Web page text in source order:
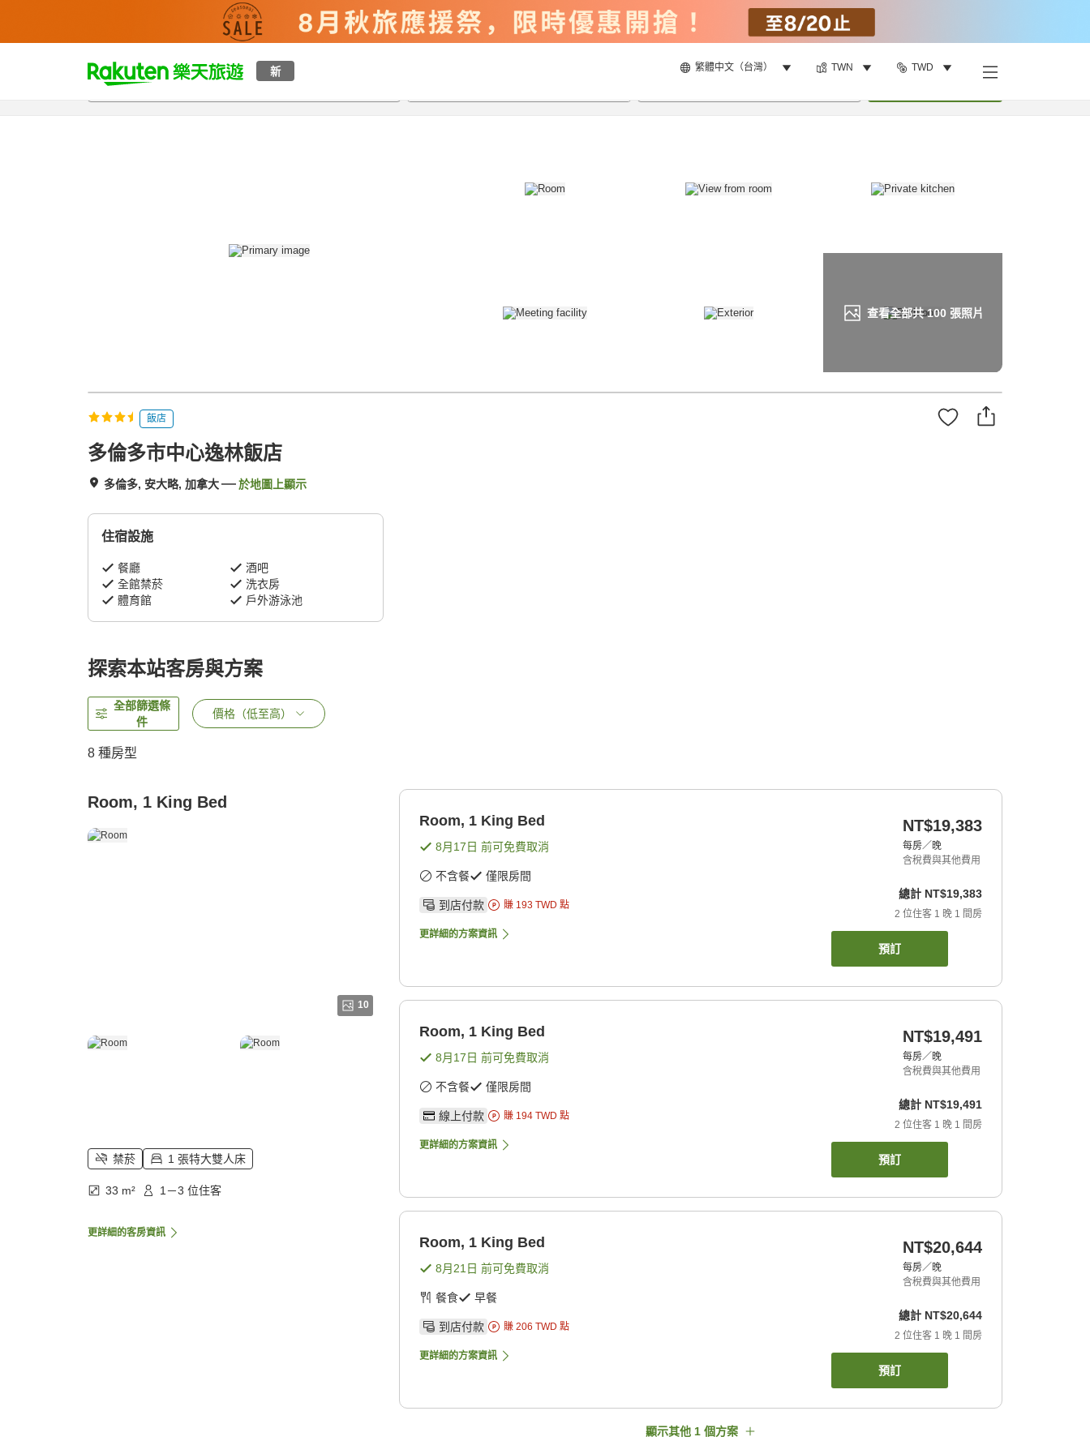
新 繁體中文（台灣） TWN TWD
t
p
查看全部共100張照片
總覽客房與方案評語設施
飯店
多倫多市中心逸林飯店
多倫多, 安大略, 加拿大 於地圖上顯示
住宿設施
餐廳
酒吧
全館禁菸
洗衣房
體育館
戶外游泳池
探索本站客房與方案
全部篩選條
件
價格（低至高）
8 種房型
Room, 1 King Bed
10
禁菸 1 張特大雙人床
33 m² 1－3 位住客
更詳細的客房資訊
Room, 1 King Bed
8月17日 前可免費取消
不含餐 僅限房間
到店付款 賺 193 TWD 點
更詳細的方案資訊
NT$19,383
每房／晚
含稅費與其他費用
總計 NT$19,383
2 位住客 1 晚 1 間房
預訂
Room, 1 King Bed
8月17日 前可免費取消
不含餐 僅限房間
線上付款 賺 194 TWD 點
更詳細的方案資訊
NT$19,491
每房／晚
含稅費與其他費用
總計 NT$19,491
2 位住客 1 晚 1 間房
預訂
Room, 1 King Bed
8月21日 前可免費取消
餐食 早餐
到店付款 賺 206 TWD 點
更詳細的方案資訊
NT$20,644
每房／晚
含稅費與其他費用
總計 NT$20,644
2 位住客 1 晚 1 間房
預訂
顯示其他 1 個方案